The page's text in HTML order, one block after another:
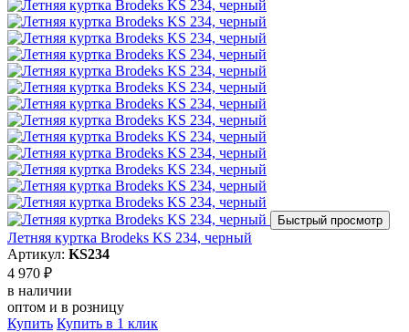
Быстрый просмотр
Летняя куртка Brodeks KS 234, черный
Артикул: KS234
4 970 ₽
в наличии
оптом и в розницу
Купить Купить в 1 клик